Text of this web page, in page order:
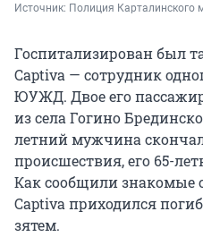
Источник: Полиция Карталинского
Госпитализирован был
Captiva — сотрудник
ЮУЖД. Двое его
из села Гогино
летний мужчина
происшествия, его 65-
Как сообщили знакомые
Captiva приходился
зятем.